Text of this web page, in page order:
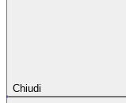
Chiudi